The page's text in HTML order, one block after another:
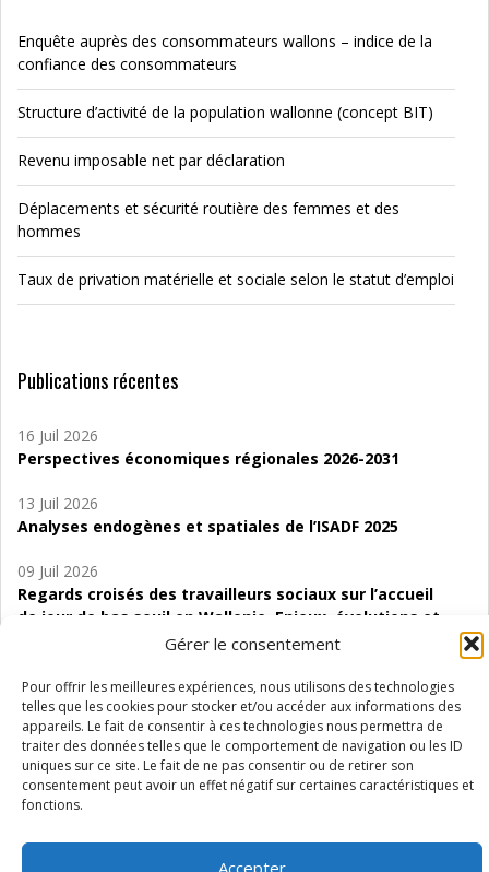
Gérer le consentement
Pour offrir les meilleures expériences, nous utilisons des technologies
telles que les cookies pour stocker et/ou accéder aux informations des
appareils. Le fait de consentir à ces technologies nous permettra de
traiter des données telles que le comportement de navigation ou les ID
uniques sur ce site. Le fait de ne pas consentir ou de retirer son
consentement peut avoir un effet négatif sur certaines caractéristiques et
fonctions.
Accepter
Enquête auprès des consommateurs wallons – indice de la
confiance des consommateurs
Structure d’activité de la population wallonne (concept BIT)
Revenu imposable net par déclaration
Déplacements et sécurité routière des femmes et des
hommes
Taux de privation matérielle et sociale selon le statut d’emploi
Publications récentes
16 Juil 2026
Perspectives économiques régionales 2026-2031
13 Juil 2026
Analyses endogènes et spatiales de l’ISADF 2025
09 Juil 2026
Regards croisés des travailleurs sociaux sur l’accueil
de jour de bas seuil en Wallonie. Enjeux, évolutions et
06 Juil 2026
Étude d’évaluabilité des Structures
d’accompagnement à l’autocréation d’emploi (SAACE)
01 Juil 2026
Pénurie du personnel infirmier :quels indicateurs
Wallonie ?